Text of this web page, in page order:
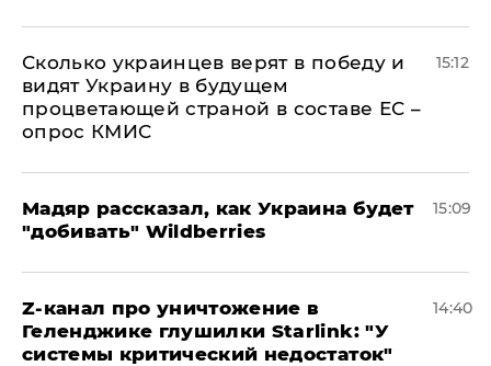
Сколько украинцев верят в победу и
видят Украину в будущем
процветающей страной в составе ЕС –
опрос КМИС
15:12
Мадяр рассказал, как Украина будет
"добивать" Wildberries
15:09
Z-канал про уничтожение в
Геленджике глушилки Starlink: "У
системы критический недостаток"
14:40